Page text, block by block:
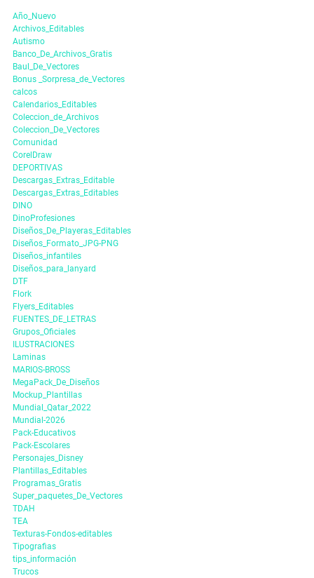
Año_Nuevo
Archivos_Editables
Autismo
Banco_De_Archivos_Gratis
Baul_De_Vectores
Bonus _Sorpresa_de_Vectores
calcos
Calendarios_Editables
Coleccion_de_Archivos
Coleccion_De_Vectores
Comunidad
CorelDraw
DEPORTIVAS
Descargas_Extras_Editable
Descargas_Extras_Editables
DINO
DinoProfesiones
Diseños_De_Playeras_Editables
Diseños_Formato_JPG-PNG
Diseños_infantiles
Diseños_para_lanyard
DTF
Flork
Flyers_Editables
FUENTES_DE_LETRAS
Grupos_Oficiales
ILUSTRACIONES
Laminas
MARIOS-BROSS
MegaPack_De_Diseños
Mockup_Plantillas
Mundial_Qatar_2022
Mundial-2026
Pack-Educativos
Pack-Escolares
Personajes_Disney
Plantillas_Editables
Programas_Gratis
Super_paquetes_De_Vectores
TDAH
TEA
Texturas-Fondos-editables
Tipografias
tips_información
Trucos